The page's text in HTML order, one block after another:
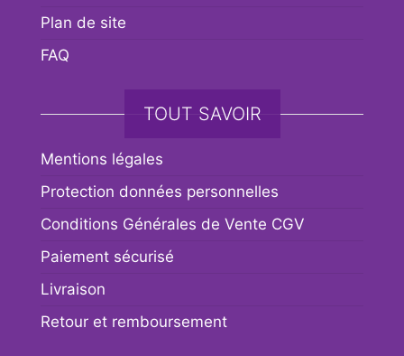
Plan de site
FAQ
TOUT SAVOIR
Mentions légales
Protection données personnelles
Conditions Générales de Vente CGV
Paiement sécurisé
Livraison
Retour et remboursement